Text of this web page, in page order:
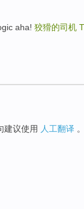
aha! 狡猾的司机
建议使用 人工翻译